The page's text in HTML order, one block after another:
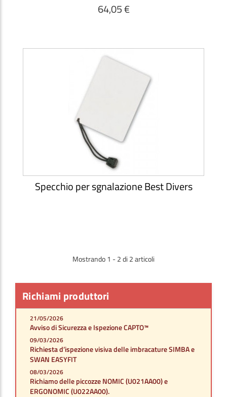
Richiami produttori
21/05/2026
Avviso di Sicurezza e Ispezione CAPTO™
09/03/2026
Richiesta d’ispezione visiva delle imbracature SIMBA e
SWAN EASYFIT
08/03/2026
Richiamo delle piccozze NOMIC (U021AA00) e
ERGONOMIC (U022AA00).
64,05 €
Specchio per sgnalazione Best Divers
Mostrando 1 - 2 di 2 articoli